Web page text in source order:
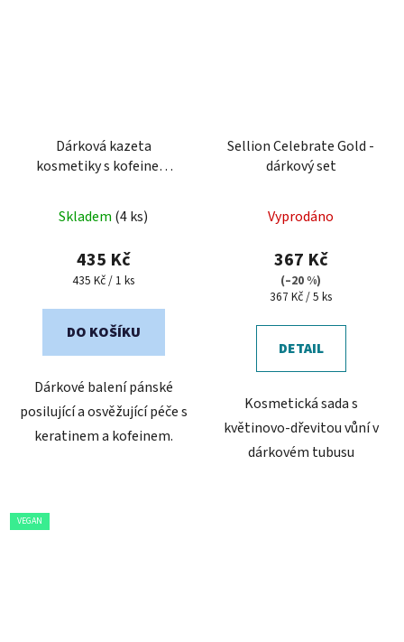
Dárková kazeta
kosmetiky s kofeinem
Skladem (4 ks)
435 Kč
Měrná
435 Kč / 1 ks
DO KOŠÍKU
Dárkové balení pánské
posilující a osvěžující péče s
keratinem a kofeinem.
Sellion Celebrate Gold -
dárkový set
Vyprodáno
367 Kč
(–20 %)
Měrná
367 Kč / 5 ks
DETAIL
Kosmetická sada s
květinovo-dřevitou vůní v
dárkovém tubusu
VEGAN